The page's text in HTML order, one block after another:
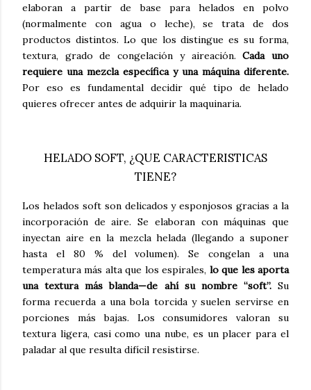
elaboran a partir de base para helados en polvo
(normalmente con agua o leche), se trata de dos
productos distintos. Lo que los distingue es su forma,
textura, grado de congelación y aireación.Cada uno
requiere una mezcla específica y una máquina diferente.
Por eso es fundamental decidir qué tipo de helado
quieres ofrecer antes de adquirir la maquinaria.
HELADO SOFT, ¿QUE CARACTERISTICAS
TIENE?
Los helados soft son delicados y esponjosos gracias a la
incorporación de aire. Se elaboran con máquinas que
inyectan aire en la mezcla helada (llegando a suponer
hasta el 80 % del volumen). Se congelan a una
temperatura más alta que los espirales, lo que les aporta
una textura más blanda—de ahí su nombre “soft”.Su
forma recuerda a una bola torcida y suelen servirse en
porciones más bajas. Los consumidores valoran su
textura ligera, casi como una nube, es un placer para el
paladar al que resulta difícil resistirse.